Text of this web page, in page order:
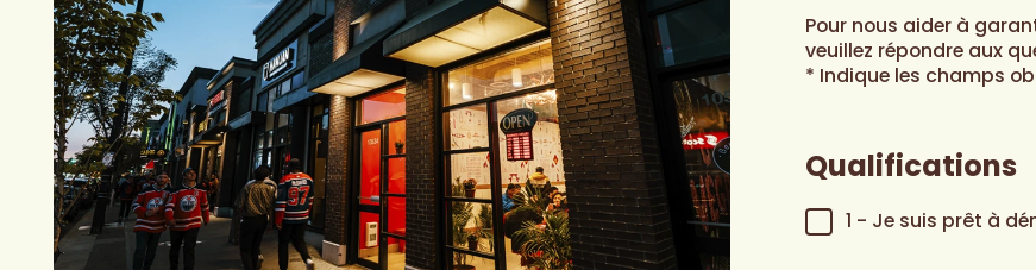
Pour nous aider à
veuillez répondre aux
* Indique les champs
Qualifications
Qualification
1*
1 - Je suis prêt à